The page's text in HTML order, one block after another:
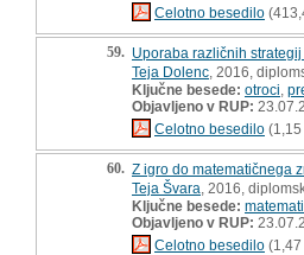
Celotno besedilo
59. Uporaba različnih
Teja Dolenc , 2016,
Ključne besede: otroci
Objavljeno v RUP:
Celotno besedilo (1,15
60. Z igro do matematičnega
Teja Švara , 2016,
Ključne besede:
Objavljeno v RUP:
Celotno besedilo (1,47